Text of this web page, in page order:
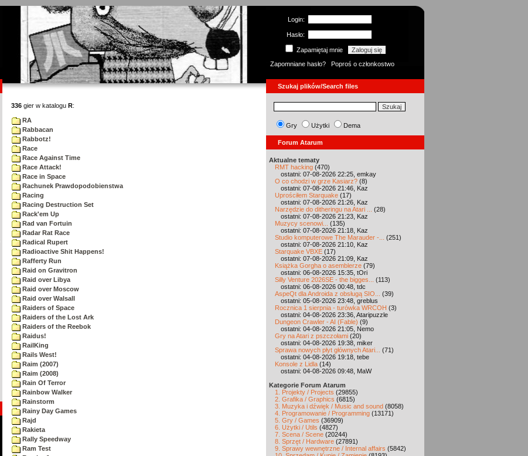
Login:
Hasło:
Zapamiętaj mnie
Zapomniane hasło?
Poproś o członkostwo
Szukaj plików/Search files
336 gier w katalogu R:
RA
Rabbacan
Rabbotz!
Race
Race Against Time
Race Attack!
Race in Space
Rachunek Prawdopodobienstwa
Racing
Racing Destruction Set
Rack'em Up
Rad van Fortuin
Radar Rat Race
Radical Rupert
Radioactive Shit Happens!
Rafferty Run
Raid on Gravitron
Raid over Libya
Raid over Moscow
Raid over Walsall
Raiders of Space
Raiders of the Lost Ark
Raiders of the Reebok
Raidus!
RailKing
Rails West!
Raim (2007)
Raim (2008)
Rain Of Terror
Rainbow Walker
Rainstorm
Rainy Day Games
Rajd
Rakieta
Rally Speedway
Ram Test
Gry Użytki Dema
Forum Atarum
Aktualne tematy
RMT hacking (470)
ostatni: 07-08-2026 22:25, emkay
O co chodzi w grze Kasiarz? (8)
ostatni: 07-08-2026 21:46, Kaz
Uprościłem Starquake (17)
ostatni: 07-08-2026 21:26, Kaz
Narzędzie do ditheringu na Atari ...
(28)
ostatni: 07-08-2026 21:23, Kaz
Muzycy scenowi...
(135)
ostatni: 07-08-2026 21:18, Kaz
Studio komputerowe The Marauder -...
(251)
ostatni: 07-08-2026 21:10, Kaz
Starquake VBXE (17)
ostatni: 07-08-2026 21:09, Kaz
Książka Gorgha o asemblerze (79)
ostatni: 06-08-2026 15:35, tOri
Silly Venture 2026SE - the bigges...
(113)
ostatni: 06-08-2026 00:48, tdc
AspeQt dla Androida z obsługą SIO...
(39)
ostatni: 05-08-2026 23:48, greblus
Rocznica 1 sierpnia - turówka WRCOH (3)
ostatni: 04-08-2026 23:36, Ataripuzzle
Dungeon Crawler - AI (Fable) (9)
ostatni: 04-08-2026 21:05, Nemo
Gry na Atari z pszczołami (20)
ostatni: 04-08-2026 19:38, miker
Sprawa nowych płyt głównych Atari...
(71)
ostatni: 04-08-2026 19:18, tebe
Konsole z Lidla (14)
ostatni: 04-08-2026 09:48, MaW
Kategorie Forum Atarum
1. Projekty / Projects (29855)
2. Grafika / Graphics (6815)
3. Muzyka i dźwięk / Music and sound (8058)
4. Programowanie / Programming (13171)
5. Gry / Games (36909)
6. Użytki / Utils (4827)
7. Scena / Scene (20244)
8. Sprzęt / Hardware (27891)
9. Sprawy wewnętrzne / Internal affairs (5842)